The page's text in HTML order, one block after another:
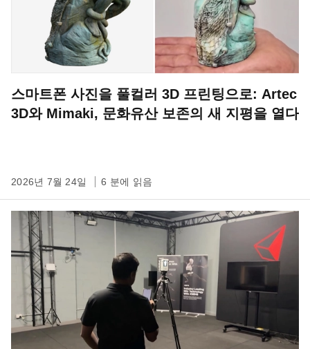
스마트폰 사진을 풀컬러 3D 프린팅으로: Artec
3D와 Mimaki, 문화유산 보존의 새 지평을 열다
2026년 7월 24일 6 분에 읽음